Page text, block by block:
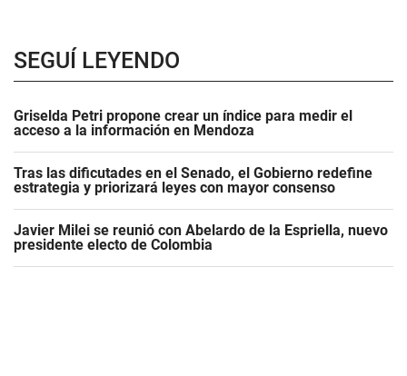
SEGUÍ LEYENDO
Griselda Petri propone crear un índice para medir el
acceso a la información en Mendoza
Tras las dificutades en el Senado, el Gobierno redefine
estrategia y priorizará leyes con mayor consenso
Javier Milei se reunió con Abelardo de la Espriella, nuevo
presidente electo de Colombia